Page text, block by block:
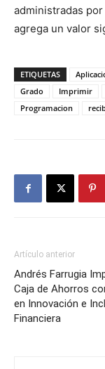
administradas
agrega un valor
ETIQUETAS
Grado
Imprimir
Programacion
Artículo anterior
Andrés Farrugia
Caja de Ahorros
en Innovación e
Financiera